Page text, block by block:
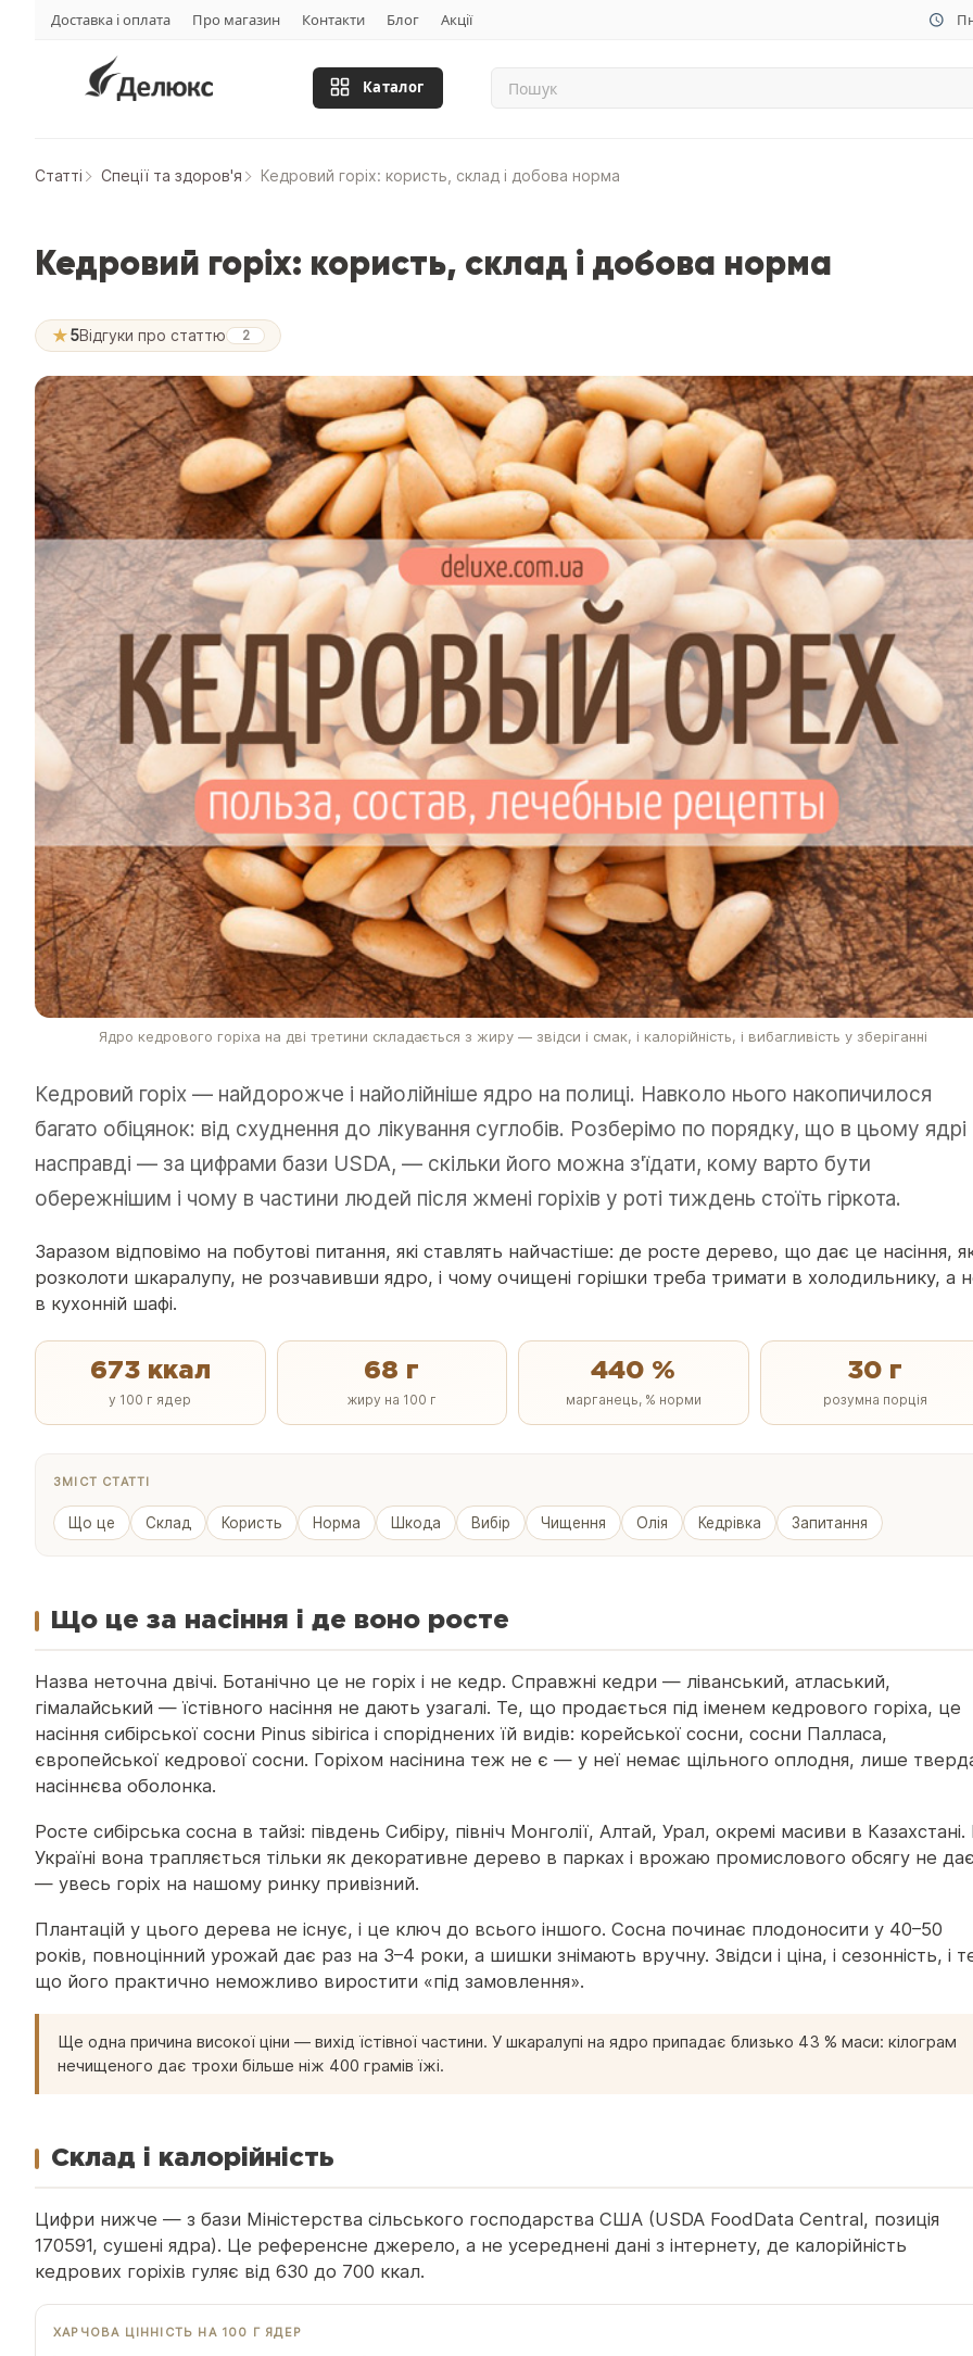
Доставка і оплата Про магазин Контакти Блог Акції
Каталог
Статтi Спеції та здоров'я Кедровий горіх: користь, склад і добова норма
Кедровий горіх: користь, склад і добова норма
★5Відгуки про статтю 2
Ядро кедрового горіха на дві третини складається з жиру — звідси і смак, і калорійність, і вибагливість у зберіганні
Кедровий горіх — найдорожче і найолійніше ядро на полиці. Навколо нього накопичилося
багато обіцянок: від схуднення до лікування суглобів. Розберімо по порядку, що в цьому ядрі
насправді — за цифрами бази USDA, — скільки його можна з'їдати, кому варто бути
обережнішим і чому в частини людей після жмені горіхів у роті тиждень стоїть гіркота.
Заразом відповімо на побутові питання, які ставлять найчастіше: де росте дерево, що дає це насіння,
розколоти шкаралупу, не розчавивши ядро, і чому очищені горішки треба тримати в холодильнику, а
в кухонній шафі.
673 ккал
у 100 г ядер
68 г
жиру на 100 г
440 %
марганець, % норми
30 г
розумна порція
ЗМІСТ СТАТТІ
Що це Склад Користь Норма Шкода Вибір Чищення Олія Кедрівка Запитання
Що це за насіння і де воно росте
Назва неточна двічі. Ботанічно це не горіх і не кедр. Справжні кедри — ліванський, атласький,
гімалайський — їстівного насіння не дають узагалі. Те, що продається під іменем кедрового горіха, це
насіння сибірської сосни Pinus sibirica і споріднених їй видів: корейської сосни, сосни Палласа,
європейської кедрової сосни. Горіхом насінина теж не є — у неї немає щільного оплодня, лише
насіннєва оболонка.
Росте сибірська сосна в тайзі: південь Сибіру, північ Монголії, Алтай, Урал, окремі масиви в Казахстані.
Україні вона трапляється тільки як декоративне дерево в парках і врожаю промислового обсягу не
— увесь горіх на нашому ринку привізний.
Плантацій у цього дерева не існує, і це ключ до всього іншого. Сосна починає плодоносити у 40–50
років, повноцінний урожай дає раз на 3–4 роки, а шишки знімають вручну. Звідси і ціна, і сезонність, і
що його практично неможливо виростити «під замовлення».
Ще одна причина високої ціни — вихід їстівної частини. У шкаралупі на ядро припадає близько 43 % маси: кілограм
нечищеного дає трохи більше ніж 400 грамів їжі.
Склад і калорійність
Цифри нижче — з бази Міністерства сільського господарства США (USDA FoodData Central, позиція
170591, сушені ядра). Це референсне джерело, а не усереднені дані з інтернету, де калорійність
кедрових горіхів гуляє від 630 до 700 ккал.
ХАРЧОВА ЦІННІСТЬ НА 100 Г ЯДЕР